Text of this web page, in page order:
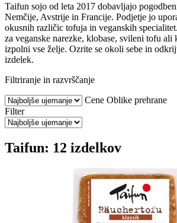
Taifun sojo od leta 2017 dobavljajo
Nemčije, Avstrije in Francije. Podjetje jo
okusnih različic tofuja in veganskih
za veganske narezke, klobase, svileni tofu
izpolni vse želje. Ozrite se okoli sebe in
izdelek.
Filtriranje in razvrščanje
Cene Oblike prehrane
Filter
Taifun: 12 izdelkov